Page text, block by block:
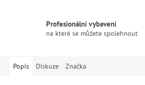
Profesionální vybavení
na které se můžete spolehnout
Popis Diskuze Značka